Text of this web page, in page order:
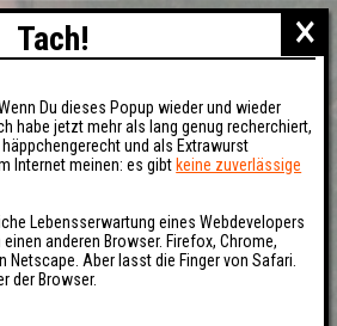
×
Tach!
Du dieses Popup wieder und wieder
habe jetzt mehr als lang genug recherchiert,
und als Extrawurst
Internet meinen: es gibt keine zuverlässige
Lebensserwartung eines Webdevelopers
anderen Browser. Firefox, Chrome,
Netscape. Aber lasst die Finger von Safari.
der Browser.